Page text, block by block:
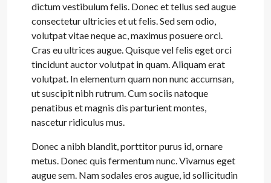
dictum vestibulum felis. Donec et tellus sed augue
consectetur ultricies et ut felis. Sed sem odio,
volutpat vitae neque ac, maximus posuere orci.
Cras eu ultrices augue. Quisque vel felis eget orci
tincidunt auctor volutpat in quam. Aliquam erat
volutpat. In elementum quam non nunc accumsan,
ut suscipit nibh rutrum. Cum sociis natoque
penatibus et magnis dis parturient montes,
nascetur ridiculus mus.
Donec a nibh blandit, porttitor purus id, ornare
metus. Donec quis fermentum nunc. Vivamus eget
augue sem. Nam sodales eros augue, id sollicitudin